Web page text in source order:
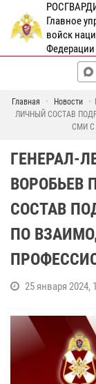
Главное
войск
Главная Новости
ЛИЧНЫЙ СОСТАВ
СМИ С
ГЕНЕРАЛ-
ВОРОБЬЕВ
СОСТАВ
ПО
25 января 2024,